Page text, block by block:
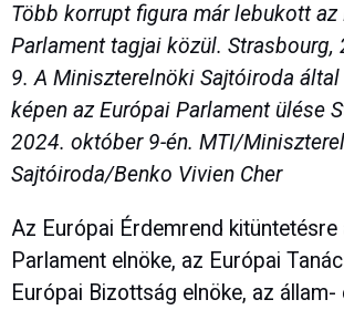
Több korrupt figura már lebukott az
Parlament tagjai közül.
9. A Miniszterelnöki Sajtóiroda
képen az Európai Parlament ülése
2024. október 9-én. MTI/
Sajtóiroda/Benko Vivien Cher
Az Európai Érdemrend kitüntetésre
Parlament elnöke, az Európai
Európai Bizottság elnöke, az